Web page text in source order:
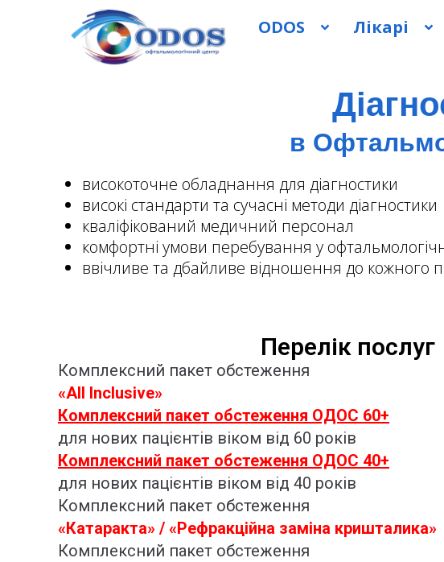
ODOS Лікарі
в
високоточне обладнання для діагностики
високі стандарти та сучасні методи діагностики
кваліфікований медичний персонал
комфортні умови перебування у
ввічливе та дбайливе відношення до кожного
Перелік послуг
Комплексний пакет обстеження
«All Inclusive»
Комплексний пакет обстеження ОДОС 60+
для нових пацієнтів віком від 60 років
Комплексний пакет обстеження ОДОС 40+
для нових пацієнтів віком від 40 років
Комплексний пакет обстеження
«Катаракта» / «Рефракційна заміна кришталика»
Комплексний пакет обстеження